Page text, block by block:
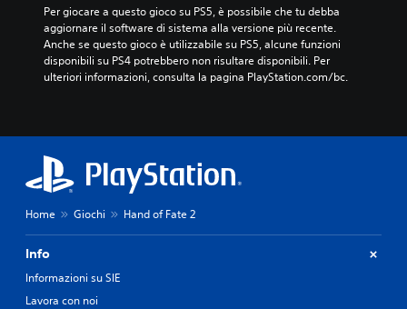
Per giocare a questo gioco su PS5, è possibile che tu debba
aggiornare il software di sistema alla versione più recente.
Anche se questo gioco è utilizzabile su PS5, alcune funzioni
disponibili su PS4 potrebbero non risultare disponibili. Per
ulteriori informazioni, consulta la pagina PlayStation.com/bc.
Home Giochi Hand of Fate 2
Info
Informazioni su SIE
Lavora con noi